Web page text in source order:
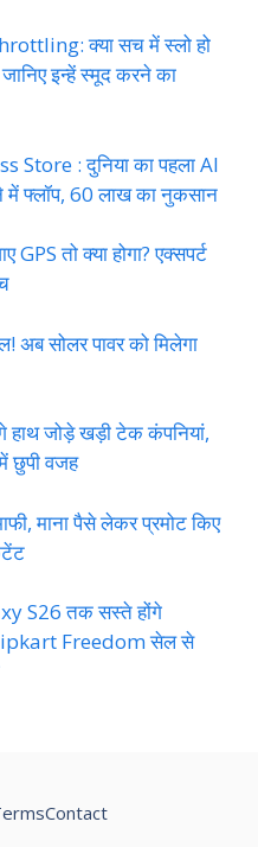
क्या सच में स्लो हो
इन्हें स्मूद करने का
Store : दुनिया का पहला AI
में फ्लॉप, 60 लाख का नुकसान
तो क्या होगा? एक्सपर्ट
अब सोलर पावर को मिलेगा
हाथ जोड़े खड़ी टेक कंपनियां,
छुपी वजह
माना पैसे लेकर प्रमोट क‍िए
S26 तक सस्ते होंगे
Flipkart Freedom सेल से
Contact